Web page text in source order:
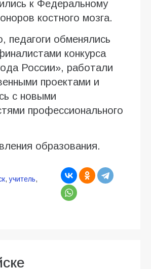
к Федеральному
костного мозга.
педагоги обменялись
конкурса
России», работали
проектами и
с новыми
профессионального
образования.
,учитель,